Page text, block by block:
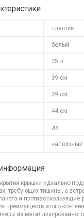
пластик
белый
35 л
39 см
39 см
44 см
да
напольный
крышки идеально
требующих тишины, а
и противоскользящие
преимуществ этого
из